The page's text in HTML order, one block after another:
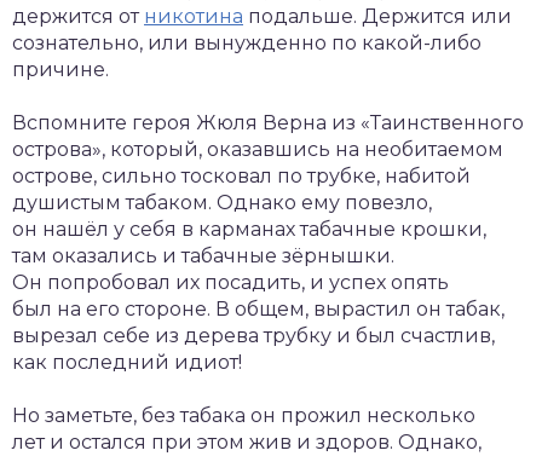
держится от никотина подальше. Держится или
сознательно, или вынужденно по какой-либо
причине.
Вспомните героя Жюля Верна из «Таинственного
острова», который, оказавшись на необитаемом
острове, сильно тосковал по трубке, набитой
душистым табаком. Однако ему повезло,
он нашёл у себя в карманах табачные крошки,
там оказались и табачные зёрнышки.
Он попробовал их посадить, и успех опять
был на его стороне. В общем, вырастил он табак,
вырезал себе из дерева трубку и был счастлив,
как последний идиот!
Но заметьте, без табака он прожил несколько
лет и остался при этом жив и здоров. Однако,